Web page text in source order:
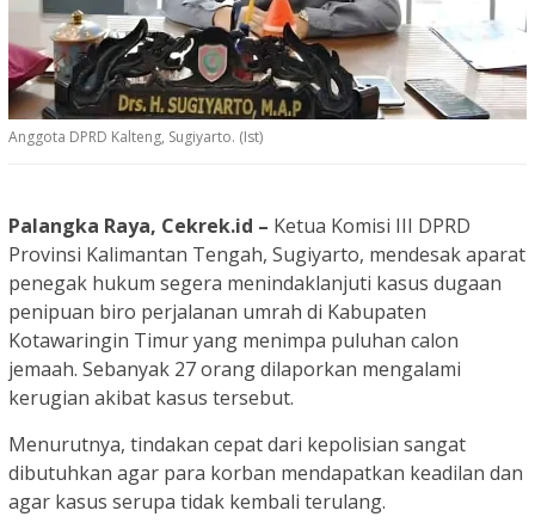
Anggota DPRD Kalteng, Sugiyarto. (Ist)
Palangka Raya, Cekrek.id – Ketua Komisi III DPRD
Provinsi Kalimantan Tengah, Sugiyarto, mendesak aparat
penegak hukum segera menindaklanjuti kasus dugaan
penipuan biro perjalanan umrah di Kabupaten
Kotawaringin Timur yang menimpa puluhan calon
jemaah. Sebanyak 27 orang dilaporkan mengalami
kerugian akibat kasus tersebut.
Menurutnya, tindakan cepat dari kepolisian sangat
dibutuhkan agar para korban mendapatkan keadilan dan
agar kasus serupa tidak kembali terulang.